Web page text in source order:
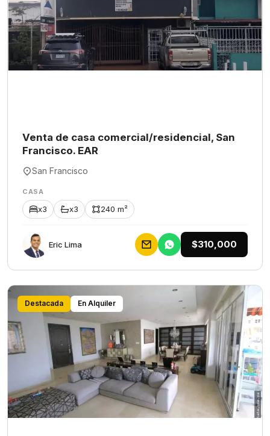
Venta de casa comercial/residencial, San
Francisco. EAR
San Francisco
CASA
x3 x3 240 m²
Eric Lima $310,000
Destacada En Alquiler